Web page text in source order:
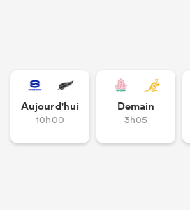
Aujourd'hui
10h00
Demain
3h05